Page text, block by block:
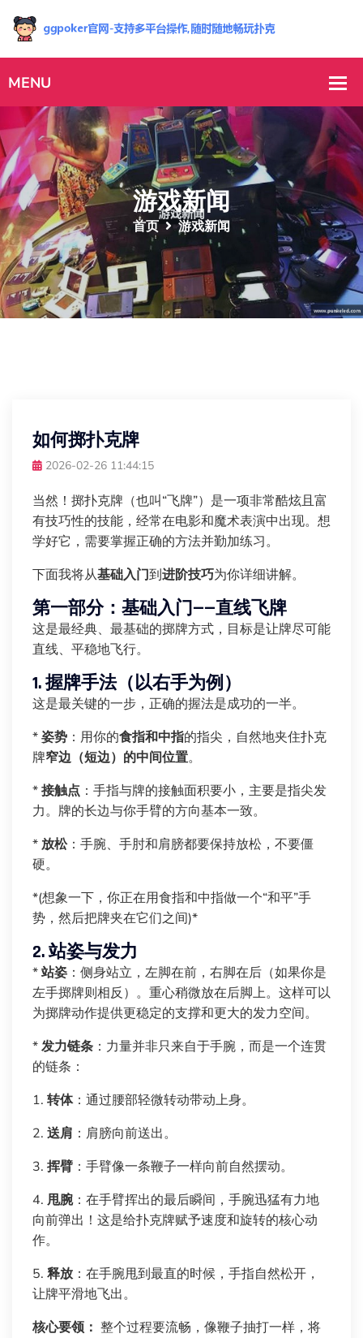
游戏新闻
首页 游戏新闻
如何掷扑克牌
2026-02-26 11:44:15
当然！掷扑克牌（也叫“飞牌”）是一项非常酷炫且富
有技巧性的技能，经常在电影和魔术表演中出现。想
学好它，需要掌握正确的方法并勤加练习。
下面我将从基础入门到进阶技巧为你详细讲解。
第一部分：基础入门——直线飞牌
这是最经典、最基础的掷牌方式，目标是让牌尽可能
直线、平稳地飞行。
1. 握牌手法（以右手为例）
这是最关键的一步，正确的握法是成功的一半。
*姿势 ：用你的食指和中指的指尖，自然地夹住扑克
牌窄边（短边）的中间位置。
*接触点 ：手指与牌的接触面积要小，主要是指尖发
力。牌的长边与你手臂的方向基本一致。
*放松：手腕、手肘和肩膀都要保持放松，不要僵
硬。
*(想象一下，你正在用食指和中指做一个“和平”手
势，然后把牌夹在它们之间)*
2. 站姿与发力
*站姿 ：侧身站立，左脚在前，右脚在后（如果你是
左手掷牌则相反）。重心稍微放在后脚上。这样可以
为掷牌动作提供更稳定的支撑和更大的发力空间。
*发力链条 ：力量并非只来自于手腕，而是一个连贯
的链条：
1. 转体：通过腰部轻微转动带动上身。
2. 送肩 ：肩膀向前送出。
3. 挥臂 ：手臂像一条鞭子一样向前自然摆动。
4. 甩腕：在手臂挥出的最后瞬间，手腕迅猛有力地
向前弹出！这是给扑克牌赋予速度和旋转的核心动
作。
5. 释放：在手腕甩到最直的时候，手指自然松开，
让牌平滑地飞出。
核心要领： 整个过程要流畅，像鞭子抽打一样，将